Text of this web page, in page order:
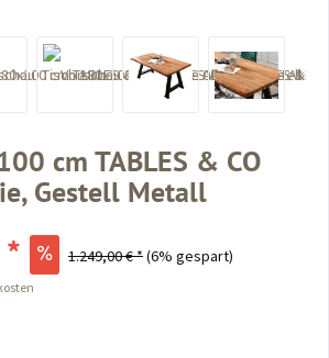
cm TABLES & CO
Gestell Metall
* 1.249,00 € *(6% gespart)